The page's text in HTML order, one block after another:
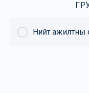
Нийт ажилтны